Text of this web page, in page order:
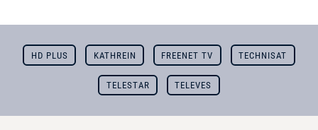
HD PLUS KATHREIN FREENET TV TECHNISAT
TELESTAR TELEVES